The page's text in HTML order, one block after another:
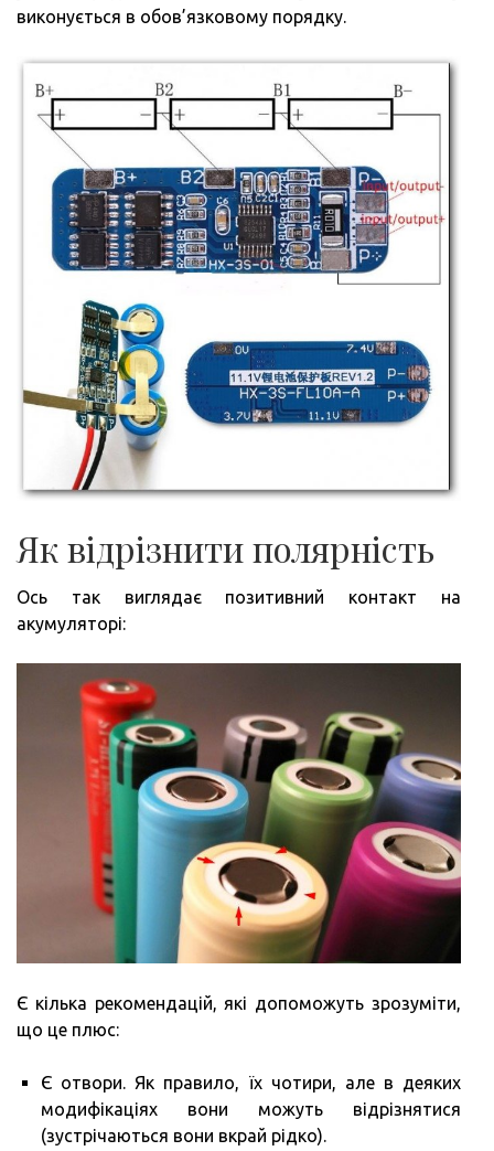
виконується в обов’язковому порядку.
Як відрізнити полярність
Ось так виглядає позитивний контакт на
акумуляторі:
Є кілька рекомендацій, які допоможуть зрозуміти,
що це плюс:
Є отвори. Як правило, їх чотири, але в деяких
модифікаціях вони можуть відрізнятися
(зустрічаються вони вкрай рідко).